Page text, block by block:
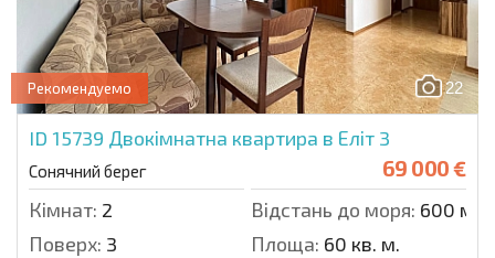
22
Рекомендуемо
ID 15739 Двокімнатна квартира в Еліт 3
Сонячний берег 69 000 €
Кімнат: 2 Відстань до моря: 600 м.
Поверх: 3 Площа: 60 кв. м.